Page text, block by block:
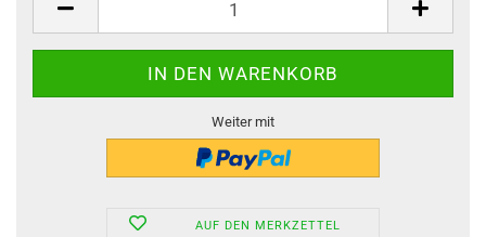
Weiter mit
AUF DEN MERKZETTEL